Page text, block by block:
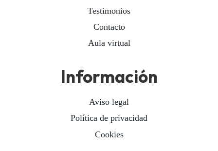
Testimonios
Contacto
Aula virtual
Información
Aviso legal
Política de privacidad
Cookies